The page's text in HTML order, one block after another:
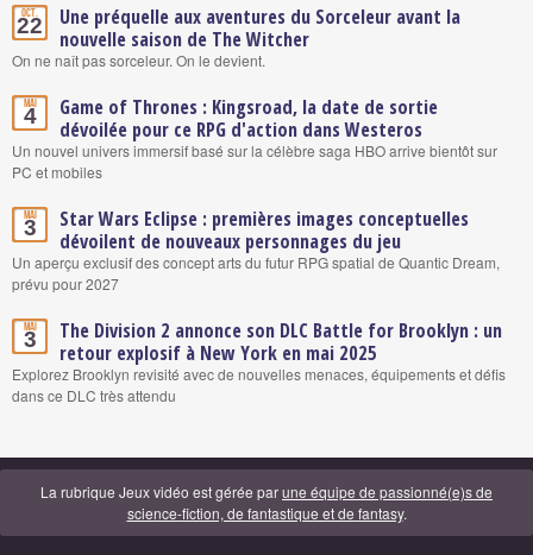
Oct.
22
Une préquelle aux aventures du Sorceleur avant la
nouvelle saison de The Witcher
On ne naît pas sorceleur. On le devient.
Mai
4
Game of Thrones : Kingsroad, la date de sortie
dévoilée pour ce RPG d'action dans Westeros
Un nouvel univers immersif basé sur la célèbre saga HBO arrive bientôt sur
PC et mobiles
Mai
3
Star Wars Eclipse : premières images conceptuelles
dévoilent de nouveaux personnages du jeu
Un aperçu exclusif des concept arts du futur RPG spatial de Quantic Dream,
prévu pour 2027
Mai
3
The Division 2 annonce son DLC Battle for Brooklyn : un
retour explosif à New York en mai 2025
Explorez Brooklyn revisité avec de nouvelles menaces, équipements et défis
dans ce DLC très attendu
La rubrique Jeux vidéo est gérée parune équipe de passionné(e)s de
science-fiction, de fantastique et de fantasy.